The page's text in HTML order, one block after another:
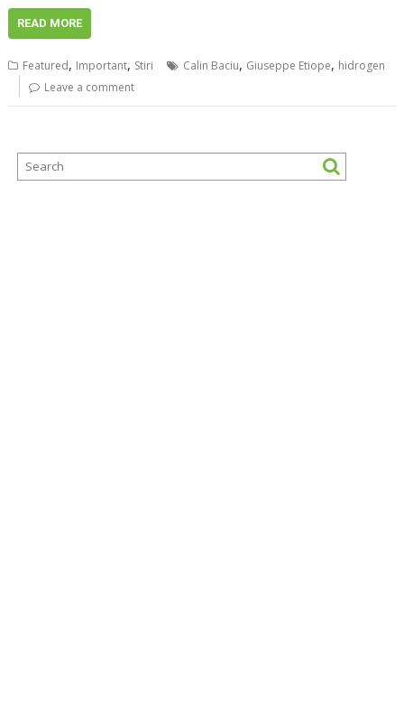
READ MORE
Featured, Important, Stiri Calin Baciu, Giuseppe Etiope, hidrogen
Leave a comment